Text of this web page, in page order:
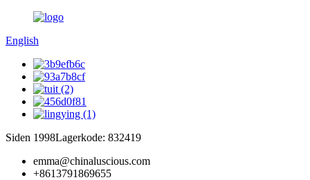
English
Siden 1998Lagerkode: 832419
emma@chinaluscious.com
+8613791869655